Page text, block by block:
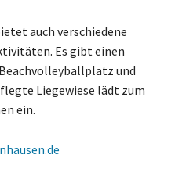
auch verschiedene
Es gibt einen
und
Liegewiese lädt zum
ein.